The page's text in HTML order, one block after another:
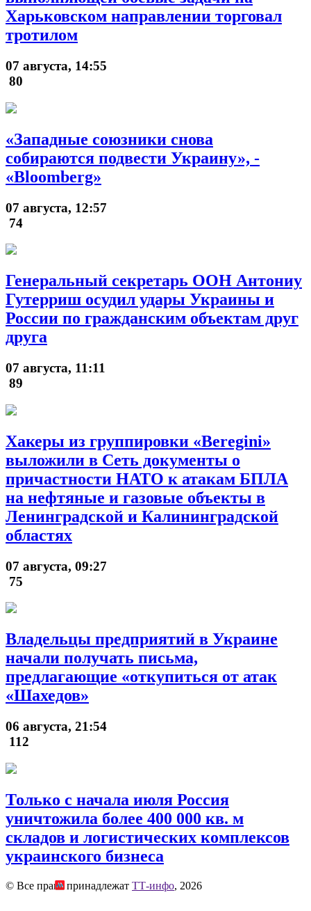
Харьковском направлении торговал
тротилом
07 августа, 14:55
80
«Западные союзники снова
собираются подвести Украину», -
«Bloomberg»
07 августа, 12:57
74
Генеральный секретарь ООН Антониу
Гутерриш осудил удары Украины и
России по гражданским объектам друг
друга
07 августа, 11:11
89
Хакеры из группировки «Beregini»
выложили в Сеть документы о
причастности НАТО к атакам БПЛА
на нефтяные и газовые объекты в
Ленинградской и Калининградской
областях
07 августа, 09:27
75
Владельцы предприятий в Украине
начали получать письма,
предлагающие «откупиться от атак
«Шахедов»
06 августа, 21:54
112
Только с начала июля Россия
уничтожила более 400 000 кв. м
складов и логистических комплексов
украинского бизнеса
© Все права принадлежат ТТ-инфо, 2026